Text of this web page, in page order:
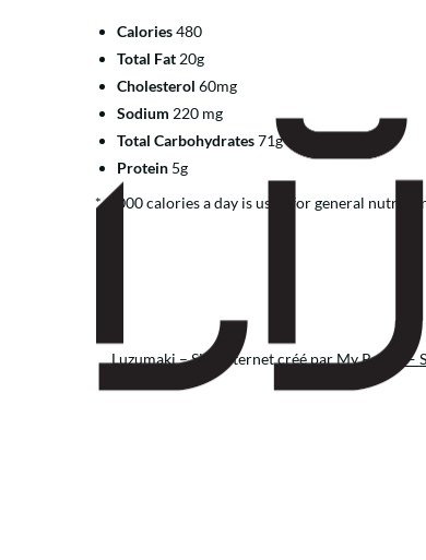
Calories480
Total Fat20g
Cholesterol 60mg
Sodium 220 mg
Total Carbohydrates71g
Protein5g
* 2,000 calories a day is used for general
Luzumaki – Site internet créé parMy Resto —